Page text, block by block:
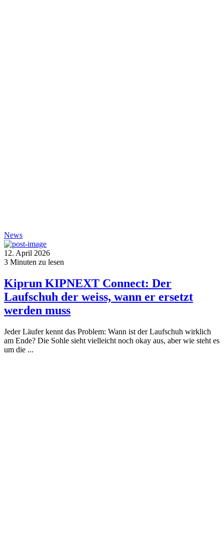
News
12. April 2026
3 Minuten zu lesen
Kiprun KIPNEXT Connect: Der
Laufschuh der weiss, wann er ersetzt
werden muss
Jeder Läufer kennt das Problem: Wann ist der Laufschuh wirklich
am Ende? Die Sohle sieht vielleicht noch okay aus, aber wie steht es
um die ...